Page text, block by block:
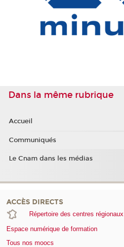
Dans la même rubrique
Accueil
Communiqués
Le Cnam dans les médias
ACCÈS DIRECTS
Répertoire des centres régionaux
Espace numérique de formation
Tous nos moocs